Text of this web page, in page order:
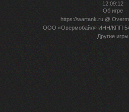
12:09:12
Об игре
https://wartank.ru@
ООО «Овермобайл» ИНН/КПП
Другие игры